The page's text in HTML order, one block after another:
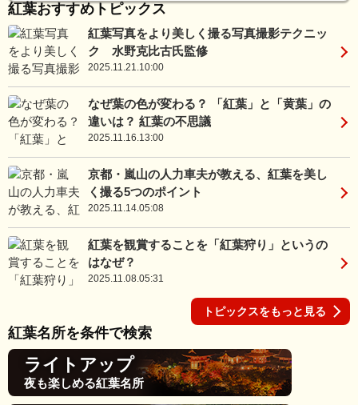
紅葉おすすめトピックス
紅葉写真をより美しく撮る写真撮影テクニッ
ク 水野克比古氏監修
2025.11.21.10:00
なぜ葉の色が変わる？ 「紅葉」と「黄葉」の
違いは？ 紅葉の不思議
2025.11.16.13:00
京都・嵐山の人力車夫が教える、紅葉を美し
く撮る5つのポイント
2025.11.14.05:08
紅葉を観賞することを「紅葉狩り」というの
はなぜ？
2025.11.08.05:31
トピックスをもっと見る
紅葉名所を条件で検索
ライトアップ
夜も楽しめる紅葉名所